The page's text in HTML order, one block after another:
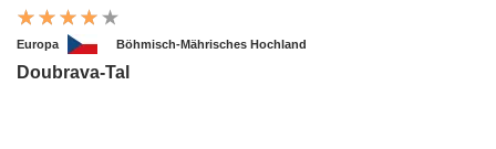
Europa Böhmisch-Mährisches Hochland
Doubrava-Tal